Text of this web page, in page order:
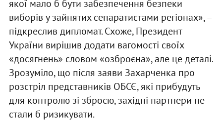
якої мало б бути забезпечення безпеки
виборів у зайнятих сепаратистами регіонах», –
підкреслив дипломат. Схоже, Президент
України вирішив додати вагомості своїх
«досягнень» словом «озброєна», але це деталі.
Зрозуміло, що після заяви Захарченка про
розстріл представників ОБСЄ, які прибудуть
для контролю зі зброєю, західні партнери не
стали б ризикувати.